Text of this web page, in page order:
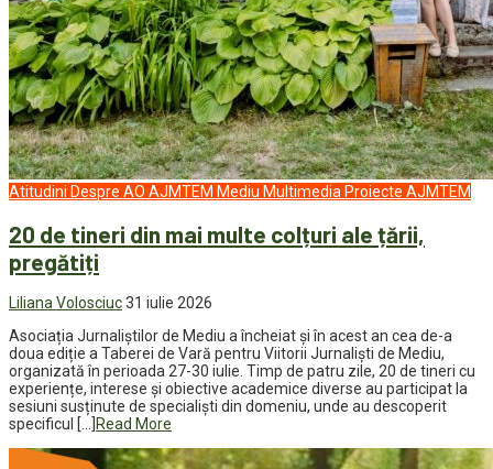
Atitudini Despre AO AJMTEM Mediu Multimedia Proiecte AJMTEM
20 de tineri din mai multe colțuri ale țării,
pregătiți
Liliana Volosciuc31 iulie 2026
Asociația Jurnaliștilor de Mediu a încheiat și în acest an cea de-a
doua ediție a Taberei de Vară pentru Viitorii Jurnaliști de Mediu,
organizată în perioada 27-30 iulie. Timp de patru zile, 20 de tineri cu
experiențe, interese și obiective academice diverse au participat la
sesiuni susținute de specialiști din domeniu, unde au descoperit
specificul […]
Read More